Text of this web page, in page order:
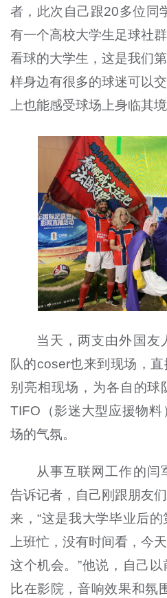
者，此次自己跟20多位同
有一个高校大学生足球社
看球的大学生，这是我们
样身边有很多的球迷可以
上也能感受球场上身临其
当天，两支由外国友
队的coser也来到现场，
别亮相现场，为各自的球
TIFO（影迷大型应援物
场的气氛。
从事互联网工作的闫
告诉记者，自己刚跟朋友
来，“这是我大学毕业后
上班忙，没有时间看，今
这个机会。”他说，自己
比在影院，音响效果和氛